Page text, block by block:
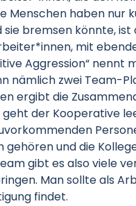
Menschen haben nur
bremsen könnte,
mit
Aggression“ nennt
nämlich zwei Team-
ergibt die
der Kooperative
und die
gibt es also viele
Man sollte als
findet.